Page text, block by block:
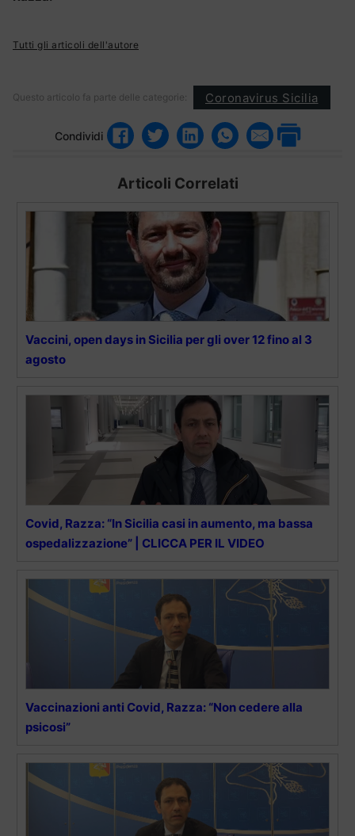
Tutti gli articoli dell'autore
Questo articolo fa parte delle categorie: Coronavirus Sicilia
Condividi
Articoli Correlati
Vaccini, open days in Sicilia per gli over 12 fino al 3
agosto
Covid, Razza: “In Sicilia casi in aumento, ma bassa
ospedalizzazione” | CLICCA PER IL VIDEO
Vaccinazioni anti Covid, Razza: “Non cedere alla
psicosi”